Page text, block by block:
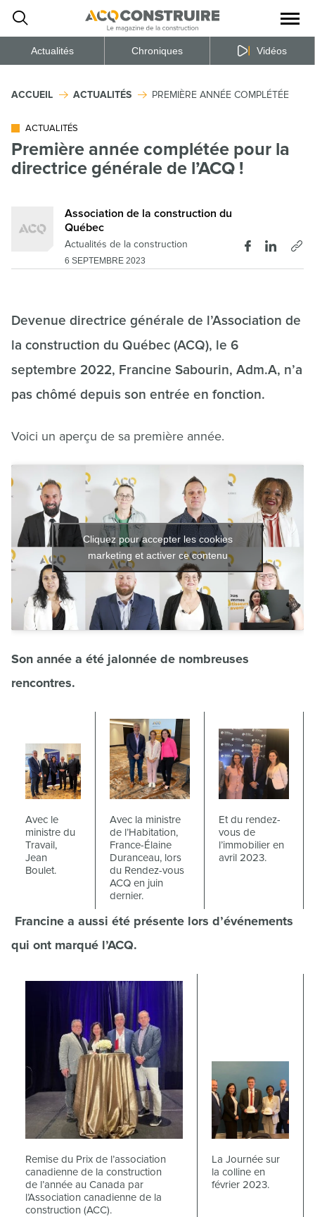
la
du
Actualités Chroniques Vidéos
ACCUEIL ACTUALITÉS PREMIÈRE ANNÉE COMPLÉTÉE
ACTUALITÉS
Première année complétée pour la
directrice générale de l’ACQ !
Association de la construction du
Québec
Actualités de la construction
6 SEPTEMBRE 2023
Devenue directrice générale de l’Association de
la construction du Québec (ACQ), le 6
septembre 2022, Francine Sabourin, Adm.A, n’a
pas chômé depuis son entrée en fonction.
Voici un aperçu de sa première année.
Cliquez pour accepter les cookies
marketing et activer ce contenu
Son année a été jalonnée de nombreuses
rencontres.
Avec le
ministre du
Travail,
Jean
Boulet.
Avec la ministre
de l’Habitation,
France-Élaine
Duranceau, lors
du Rendez-vous
ACQ en juin
dernier.
Et du rendez-
vous de
l’immobilier en
avril 2023.
Francine a aussi été présente lors d’événements
qui ont marqué l’ACQ.
Remise du Prix de l’association
canadienne de la construction
de l’année au Canada par
l’Association canadienne de la
construction (ACC).
La Journée sur
la colline en
février 2023.